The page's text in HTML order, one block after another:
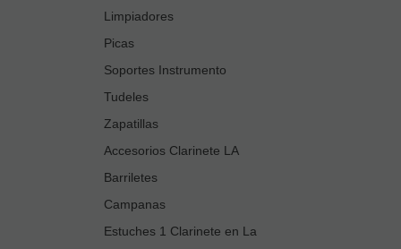
Limpiadores
Picas
Soportes Instrumento
Tudeles
Zapatillas
Accesorios Clarinete LA
Barriletes
Campanas
Estuches 1 Clarinete en La